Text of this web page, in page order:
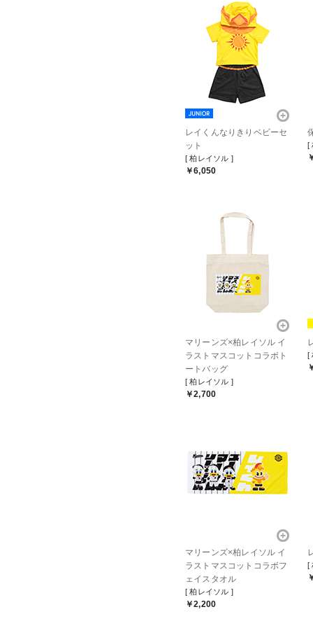
レイくんなりきりベビーセ
ット
[ 柏レイソル ]
￥6,050
[
マリーンズ×柏レイソル イ
ラストマスコットコラボト
ートバッグ
[ 柏レイソル ]
￥2,700
[
マリーンズ×柏レイソル イ
ラストマスコットコラボフ
ェイスタオル
[ 柏レイソル ]
￥2,200
[